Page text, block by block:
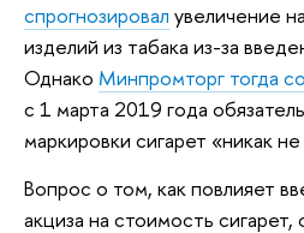
спрогнозировал увеличение
изделий из табака из-за
Однако Минпромторг тогда
с 1 марта 2019 года
маркировки сигарет «никак
Вопрос о том, как повлияет
акциза на стоимость